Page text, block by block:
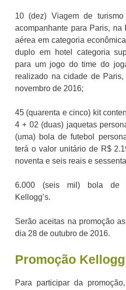
10 (dez) Viagem de
acompanhante para Paris, na
aérea em categoria
duplo em hotel categoria
para um jogo do time do
realizado na cidade de
novembro de 2016;
45 (quarenta e cinco) kit
4 + 02 (duas) jaquetas
(uma) bola de futebol
terá o valor unitário de R$
noventa e seis reais e
6.000 (seis mil) bola de
Kellogg’s.
Serão aceitas na promoção
dia 28 de outubro de 2016.
Promoção
Para participar da